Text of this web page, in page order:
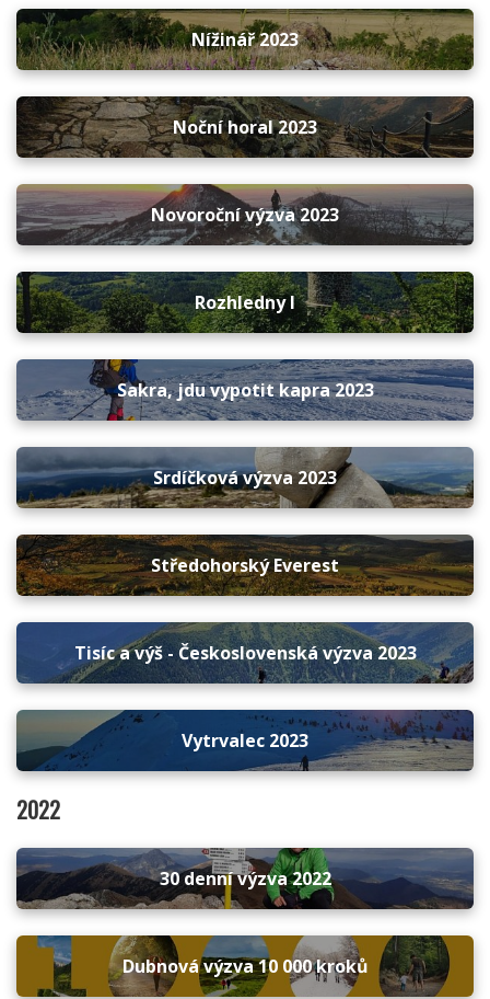
Nížinář 2023
Noční horal 2023
Novoroční výzva 2023
Rozhledny I
Sakra, jdu vypotit kapra 2023
Srdíčková výzva 2023
Středohorský Everest
Tisíc a výš - Československá výzva 2023
Vytrvalec 2023
2022
30 denní výzva 2022
Dubnová výzva 10 000 kroků